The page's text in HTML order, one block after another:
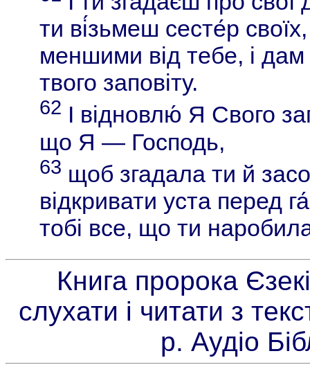
ти ві́зьмеш сесте́р
меншими від тебе, і дам
твого заповіту.
62 І відновлю́ Я Свого
що Я — Господь,
63 щоб згадала ти й
відкривати уста перед
тобі все, що ти
Книга пророка
слухати і читати з
р. Аудіо